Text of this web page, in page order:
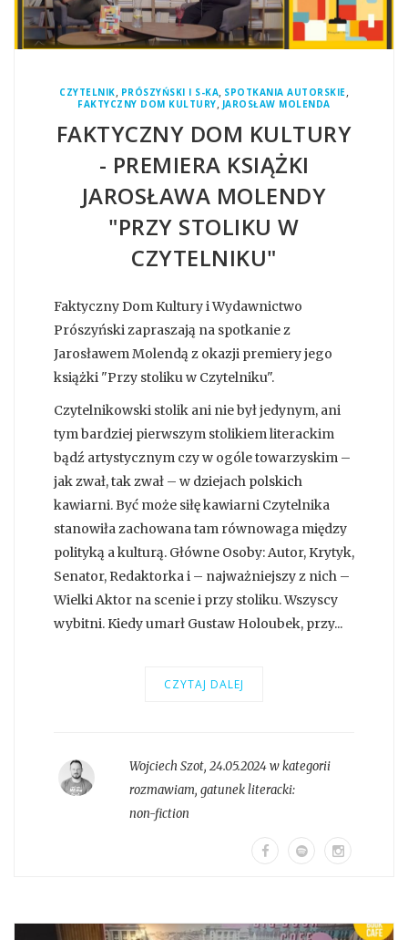
CZYTELNIK, PRÓSZYŃSKI I S-KA, SPOTKANIA AUTORSKIE,
FAKTYCZNY DOM KULTURY, JAROSŁAW MOLENDA
FAKTYCZNY DOM KULTURY
- PREMIERA KSIĄŻKI
JAROSŁAWA MOLENDY
"PRZY STOLIKU W
CZYTELNIKU"
Faktyczny Dom Kultury i Wydawnictwo
Prószyński zapraszają na spotkanie z
Jarosławem Molendą z okazji premiery jego
książki "Przy stoliku w Czytelniku".
Czytelnikowski stolik ani nie był jedynym, ani
tym bardziej pierwszym stolikiem literackim
bądź artystycznym czy w ogóle towarzyskim –
jak zwał, tak zwał – w dziejach polskich
kawiarni. Być może siłę kawiarni Czytelnika
stanowiła zachowana tam równowaga między
polityką a kulturą. Główne Osoby: Autor, Krytyk,
Senator, Redaktorka i – najważniejszy z nich –
Wielki Aktor na scenie i przy stoliku. Wszyscy
wybitni. Kiedy umarł Gustaw Holoubek, przy...
CZYTAJ DALEJ
Wojciech Szot, 24.05.2024 w kategorii
rozmawiam, gatunek literacki:
non-fiction